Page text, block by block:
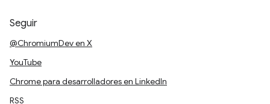
Seguir
@ChromiumDev en X
YouTube
Chrome para desarrolladores en LinkedIn
RSS